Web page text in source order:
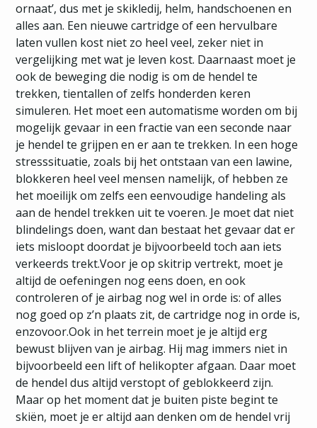
ornaat’, dus met je skikledij, helm, handschoenen en
alles aan. Een nieuwe cartridge of een hervulbare
laten vullen kost niet zo heel veel, zeker niet in
vergelijking met wat je leven kost. Daarnaast moet je
ook de beweging die nodig is om de hendel te
trekken, tientallen of zelfs honderden keren
simuleren. Het moet een automatisme worden om bij
mogelijk gevaar in een fractie van een seconde naar
je hendel te grijpen en er aan te trekken. In een hoge
stresssituatie, zoals bij het ontstaan van een lawine,
blokkeren heel veel mensen namelijk, of hebben ze
het moeilijk om zelfs een eenvoudige handeling als
aan de hendel trekken uit te voeren. Je moet dat niet
blindelings doen, want dan bestaat het gevaar dat er
iets misloopt doordat je bijvoorbeeld toch aan iets
verkeerds trekt.Voor je op skitrip vertrekt, moet je
altijd de oefeningen nog eens doen, en ook
controleren of je airbag nog wel in orde is: of alles
nog goed op z’n plaats zit, de cartridge nog in orde is,
enzovoor.Ook in het terrein moet je je altijd erg
bewust blijven van je airbag. Hij mag immers niet in
bijvoorbeeld een lift of helikopter afgaan. Daar moet
de hendel dus altijd verstopt of geblokkeerd zijn.
Maar op het moment dat je buiten piste begint te
skiën, moet je er altijd aan denken om de hendel vrij